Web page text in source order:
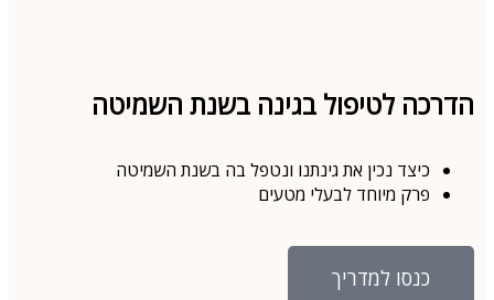
הדרכה לטיפול בגינה בשנת השמיטה
כיצד נכין את גינתנו ונטפל בה בשנת השמיטה
פרק מיוחד לבעלי מטעים
כנסו למדריך